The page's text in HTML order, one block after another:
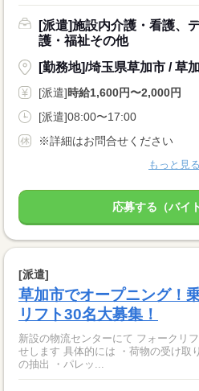
[派遣]施設内介護・看護、
護・福祉その他
[勤務地]/埼玉県草加市 / 草
[派遣]時給1,600円〜2,000円
[派遣]08:00〜17:00
※詳細はお問合せください
もっと見る
応募する（バイ
[派遣]
草加市でオープニング！
リフト30名大募集！
新設の物流センターにて フォークリ
せします 具体的には ・荷物の受け取
の抽出 ・パレッ...